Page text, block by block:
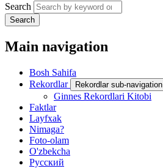
Search
Search
Main navigation
Bosh Sahifa
Rekordlar
Rekordlar sub-navigation
Ginnes Rekordlari Kitobi
Faktlar
Layfxak
Nimaga?
Foto-olam
O'zbekcha
Русский